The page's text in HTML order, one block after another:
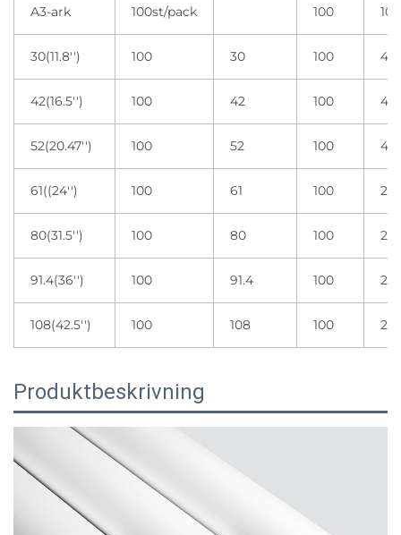
A3-ark 100st/pack 100 10
30(11.8'') 100 30 100 4
42(16.5'') 100 42 100 4
52(20.47'') 100 52 100 4
61((24'') 100 61 100 2
80(31.5'') 100 80 100 2
91.4(36'') 100 91.4 100 2
108(42.5'') 100 108 100 2
Produktbeskrivning